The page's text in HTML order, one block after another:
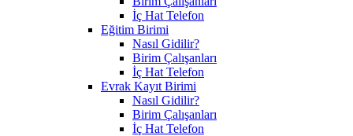
İç Hat Telefon
Eğitim Birimi
Nasıl Gidilir?
Birim Çalışanları
İç Hat Telefon
Evrak Kayıt Birimi
Nasıl Gidilir?
Birim Çalışanları
İç Hat Telefon